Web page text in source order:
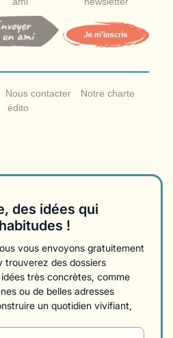
Nous contacter
Notre charte
édito
des idées qui
!
vous envoyons gratuitement
trouverez des dossiers
très concrètes, comme
ou de belles adresses
un quotidien vivifiant,